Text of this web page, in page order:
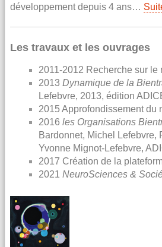
développement depuis 4 ans…
Les travaux et les ouvrages
2011-2012 Recherche sur le
2013 Dynamique de la
Lefebvre, 2013, édition
2015 Approfondissement du
2016 les Organisations
Bardonnet, Michel Lefebvre,
Yvonne Mignot-Lefebvre,
2017 Création de la
2021 NeuroSciences &